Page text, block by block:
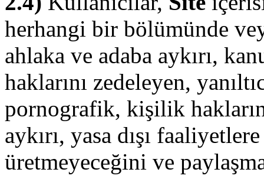
herhangi bir bölümünde
ahlaka ve adaba aykırı,
haklarını zedeleyen,
pornografik, kişilik
aykırı, yasa dışı
üretmeyeceğini ve